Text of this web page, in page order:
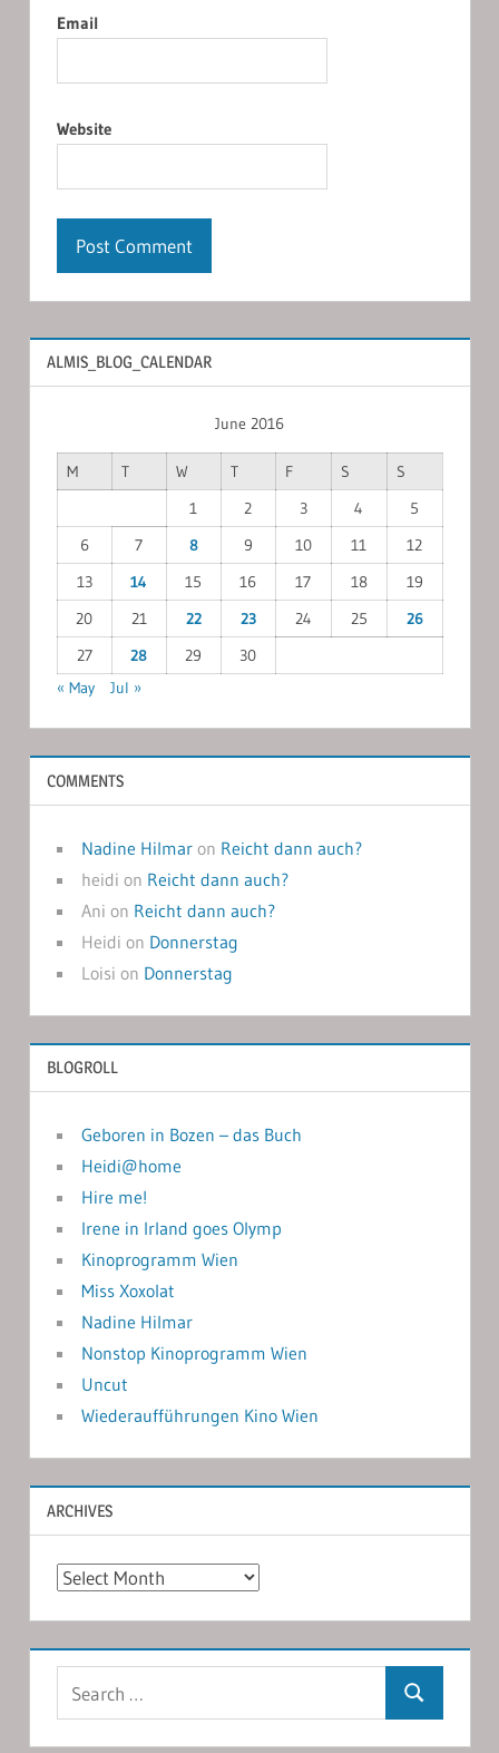
Email
Website
ALMIS_BLOG_CALENDAR
June 2016
M T W T F S
S
1
2 3 4
5
6
7 8 9 10 11
12
13
14 15 16 17 18
19
20
21 22 23 24 25
26
27
28 29
30
« May
Jul »
COMMENTS
Nadine Hilmaron Reicht dann auch?
heidi on Reicht dann auch?
Ani on Reicht dann auch?
Heidi on Donnerstag
Loisi on Donnerstag
BLOGROLL
Geboren in Bozen – das Buch
Heidi@home
Hire me!
Irene in Irland goes Olymp
Kinoprogramm Wien
Miss Xoxolat
Nadine Hilmar
Nonstop Kinoprogramm Wien
Uncut
Wiederaufführungen Kino Wien
ARCHIVES
Archives
Search